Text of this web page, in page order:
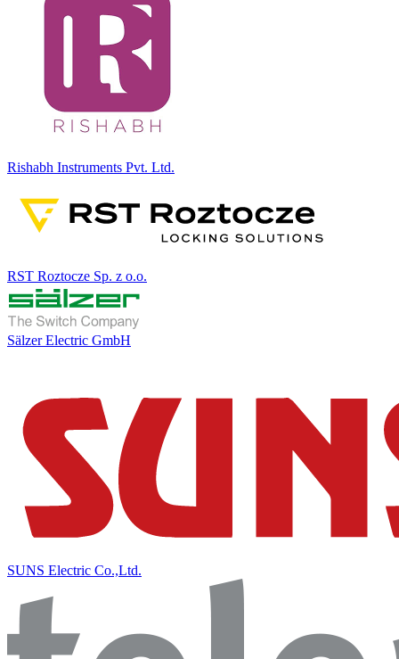
Rishabh Instruments Pvt. Ltd.
RST Roztocze Sp. z o.o.
Sälzer Electric GmbH
SUNS Electric Co.,Ltd.